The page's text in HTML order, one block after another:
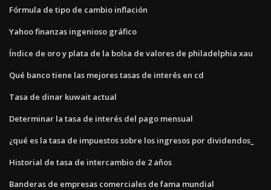
Fórmula de tipo de cambio inflación
Yahoo finanzas ingenioso gráfico
Índice de oro y plata de la bolsa de valores de philadelphia xau
Qué banco tiene las mejores tasas de interés en cd
Tasa de dinar kuwait actual
Determinar la tasa de interés del pago mensual
¿qué es la tasa de impuestos sobre los ingresos por dividendos_
Historial de tasa de intercambio de 2 años
Banderas de empresas comerciales de fama mundial